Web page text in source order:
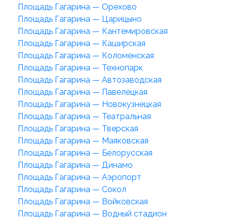
Площадь Гагарина — Орехово
Площадь Гагарина — Царицыно
Площадь Гагарина — Кантемировская
Площадь Гагарина — Каширская
Площадь Гагарина — Коломенская
Площадь Гагарина — Технопарк
Площадь Гагарина — Автозаводская
Площадь Гагарина — Павелецкая
Площадь Гагарина — Новокузнецкая
Площадь Гагарина — Театральная
Площадь Гагарина — Тверская
Площадь Гагарина — Маяковская
Площадь Гагарина — Белорусская
Площадь Гагарина — Динамо
Площадь Гагарина — Аэропорт
Площадь Гагарина — Сокол
Площадь Гагарина — Войковская
Площадь Гагарина — Водный стадион